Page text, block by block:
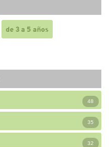
de 3 a 5 años
48
35
32